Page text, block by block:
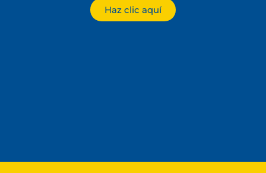
Haz clic aquí